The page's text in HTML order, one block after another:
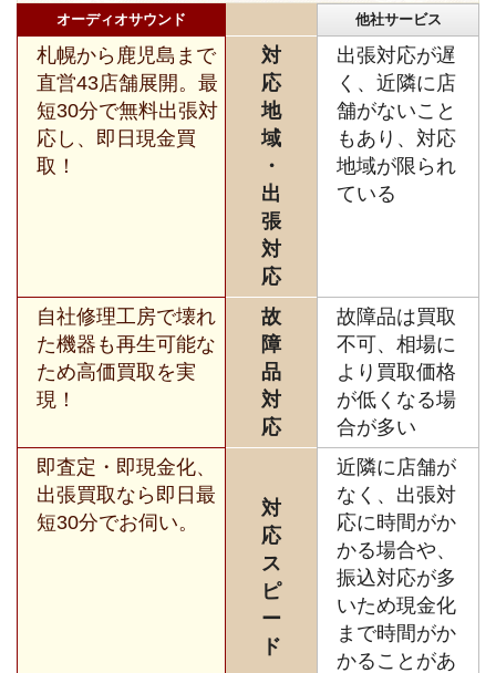
オーディオサウンド 他社サービス
札幌から鹿児島まで
直営43店舗展開。最
短30分で無料出張対
応し、即日現金買
取！
対
応
地
域
・
出
張
対
応
出張対応が遅
く、近隣に店
舗がないこと
もあり、対応
地域が限られ
ている
自社修理工房で壊れ
た機器も再生可能な
ため高価買取を実
現！
故
障
品
対
応
故障品は買取
不可、相場に
より買取価格
が低くなる場
合が多い
即査定・即現金化、
出張買取なら即日最
短30分でお伺い。
対
応
ス
ピ
ー
ド
近隣に店舗が
なく、出張対
応に時間がか
かる場合や、
振込対応が多
いため現金化
まで時間がか
かることがあ